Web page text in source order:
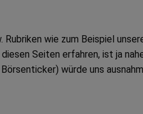
wie zum Beispiel
Seiten erfahren, ist ja
würde uns